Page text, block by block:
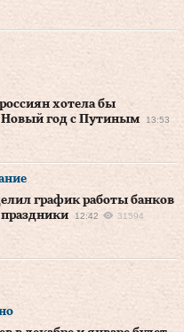
хотела бы
Новый год с Путиным
13:53
график работы банков
12:42 31594